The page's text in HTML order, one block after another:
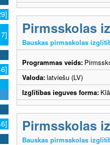
Pirmsskolas
Bauskas pirmsskolas
Programmas veids:
Valoda:latviešu (LV)
Izglītības ieguves forma:
Pirmsskolas
Bauskas pirmsskolas